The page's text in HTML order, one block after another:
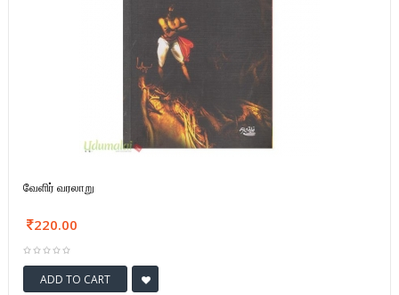
வேளிர் வரலாறு
220.00
ADD TO CART